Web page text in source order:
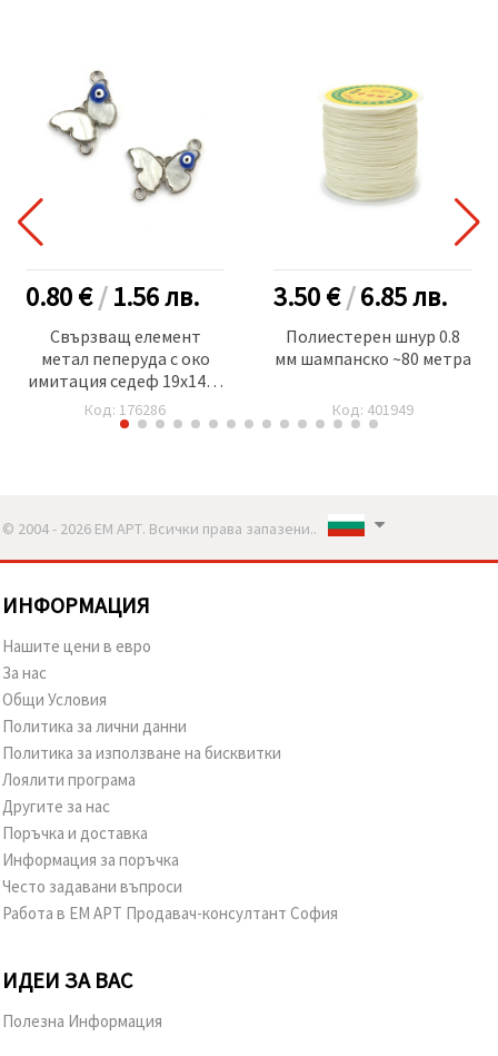
0.80 €/1.56лв.
Свързващ елемент
метал пеперуда с око
имитация седеф 19x14x3
мм дупка 1 мм цвят
сребро - 2 броя
Код: 176286
3.50 €/6.85лв.
Полиестерен шнур 0.8
мм шампанско ~80 метра
Код: 401949
© 2004 - 2026 ЕМ АРТ. Всички права запазени..
ИНФОРМАЦИЯ
Нашите цени в евро
За нас
Общи Условия
Политика за лични данни
Политика за използване на бисквитки
Лоялити програма
Другите за нас
Поръчка и доставка
Информация за поръчка
Често задавани въпроси
Работа в ЕМ АРТ Продавач-консултант София
ИДЕИ ЗА ВАС
Полезна Информация